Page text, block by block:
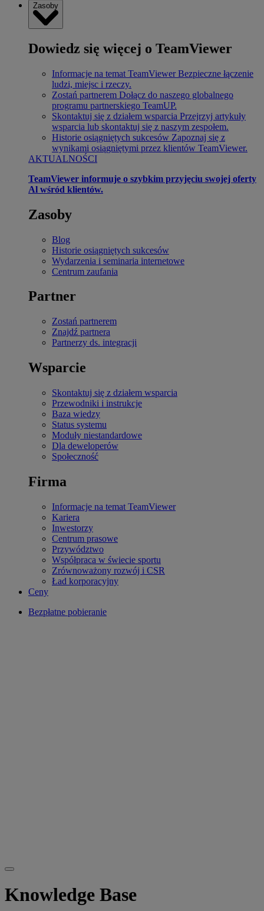
Zasoby
Dowiedz się więcej o TeamViewer
Informacje na temat TeamViewer Bezpieczne łączenie
ludzi, miejsc i rzeczy.
Zostań partnerem Dołącz do naszego globalnego
programu partnerskiego TeamUP.
Skontaktuj się z działem wsparcia Przejrzyj artykuły
wsparcia lub skontaktuj się z naszym zespołem.
Historie osiągniętych sukcesów Zapoznaj się z
wynikami osiągniętymi przez klientów TeamViewer.
AKTUALNOŚCI
TeamViewer informuje o szybkim przyjęciu swojej oferty
Al wśród klientów.
Zasoby
Blog
Historie osiągniętych sukcesów
Wydarzenia i seminaria internetowe
Centrum zaufania
Partner
Zostań partnerem
Znajdź partnera
Partnerzy ds. integracji
Wsparcie
Skontaktuj się z działem wsparcia
Przewodniki i instrukcje
Baza wiedzy
Status systemu
Moduły niestandardowe
Dla deweloperów
Społeczność
Firma
Informacje na temat TeamViewer
Kariera
Inwestorzy
Centrum prasowe
Przywództwo
Współpraca w świecie sportu
Zrównoważony rozwój i CSR
Ład korporacyjny
Ceny
Bezpłatne pobieranie
Knowledge Base